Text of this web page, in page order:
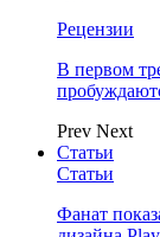
Рецензии
В первом
Prev Next
Статьи
Статьи
Фанат